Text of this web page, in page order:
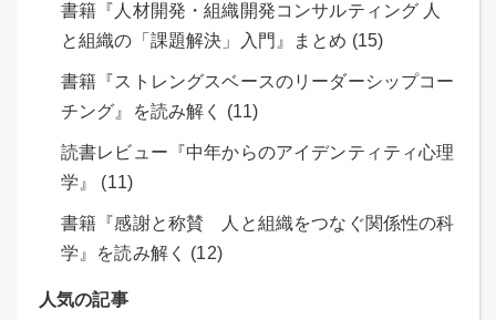
書籍『人材開発・組織開発コンサルティング 人
と組織の「課題解決」入門』まとめ (15)
書籍『ストレングスベースのリーダーシップコー
チング』を読み解く (11)
読書レビュー『中年からのアイデンティティ心理
学』 (11)
書籍『感謝と称賛 人と組織をつなぐ関係性の科
学』を読み解く (12)
人気の記事